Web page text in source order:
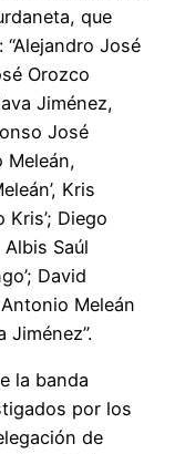
que
José
Orozco
Jiménez,
José
Meleán,
Kris
Kris’; Diego
Albis Saúl
David
Meleán
la banda
por los
de